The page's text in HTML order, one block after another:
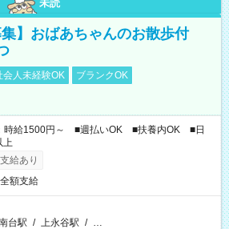
未読
集】おばあちゃんのお散歩付
会人未経験OK
ブランクOK
時給1500円～ ■週払いOK ■扶養内OK ■日
上
給あり
額支給
台駅 / 上永谷駅 / …